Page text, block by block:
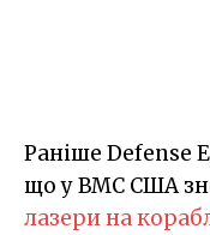
Раніше Defense
що у ВМС США
лазери на